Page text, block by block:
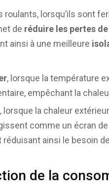
roulants, lorsqu’ils sont
de réduire les pertes
ainsi à une meilleure
, lorsque la température
empêchant la
, lorsque la chaleur
comme un écran
réduisant ainsi le besoin
de la